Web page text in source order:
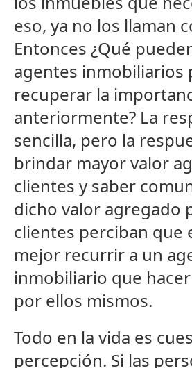
eso, ya no los llaman
Entonces ¿Qué
agentes inmobiliarios
recuperar la
anteriormente? La
sencilla, pero la
brindar mayor valor
clientes y saber
dicho valor agregado
clientes perciban que
mejor recurrir a un
inmobiliario que
por ellos mismos.
Todo en la vida es
percepción. Si las